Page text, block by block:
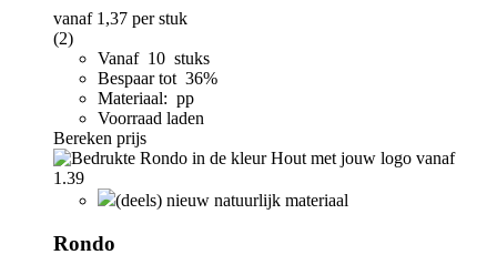
vanaf 1,37 per stuk
(2)
Vanaf 10 stuks
Bespaar tot 36%
Materiaal: pp
Voorraad laden
Bereken prijs
(deels) nieuw natuurlijk materiaal
Rondo